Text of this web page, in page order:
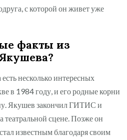
с которой он живет уже
факты из
несколько интересных
в 1984 году, и его родные корни
Якушев закончил ГИТИС и
театральной сцене. Позже он
известным благодаря своим